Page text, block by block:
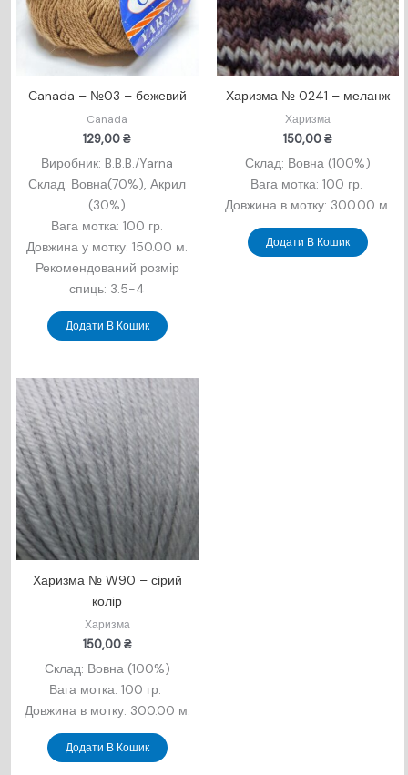
Canada – №03 – бежевий
Canada
129,00₴
Виробник: B.B.B./Yarna
Склад: Вовна(70%), Акрил
(30%)
Вага мотка: 100 гр.
Довжина у мотку: 150.00 м.
Рекомендований розмір
спиць: 3.5-4
Додати В Кошик
Харизма № 0241 – меланж
Харизма
150,00₴
Склад: Вовна (100%)
Вага мотка: 100 гр.
Довжина в мотку: 300.00 м.
Додати В Кошик
Харизма № W90 – сірий
колір
Харизма
150,00₴
Склад: Вовна (100%)
Вага мотка: 100 гр.
Довжина в мотку: 300.00 м.
Додати В Кошик